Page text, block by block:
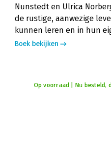
Nunstedt en Ulrica
de rustige, aanwezige
kunnen leren en in hun
Boek bekijken
Op voorraad | Nu besteld,